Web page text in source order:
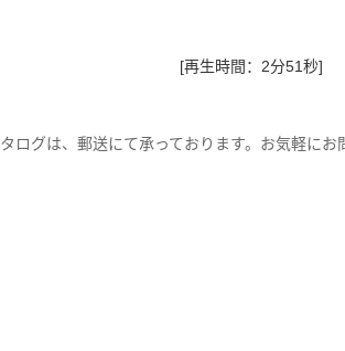
[再生時間：2分51秒]
ログは、郵送にて承っております。お気軽にお